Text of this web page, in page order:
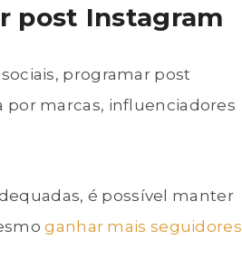
post Instagram
programar post
por marcas, influenciadores
é possível manter
ganhar mais seguidores